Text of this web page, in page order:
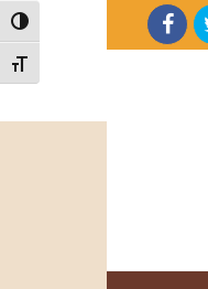
Alternar alto contraste
Alternar tamaño de letra